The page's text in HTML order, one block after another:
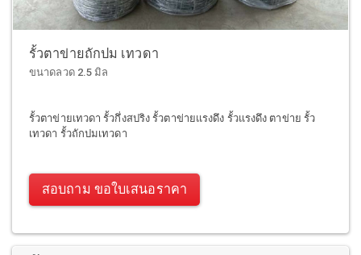
รั้วตาข่ายถักปม เทวดา
ขนาดลวด 2.5 มิล
รั้วตาข่ายเทวดา รั้วกึ่งสปริง รั้วตาข่ายแรงดึง รั้วแรงดึง ตาข่าย รั้ว
เทวดา รั้วถักปมเทวดา
สอบถาม ขอใบเสนอราคา